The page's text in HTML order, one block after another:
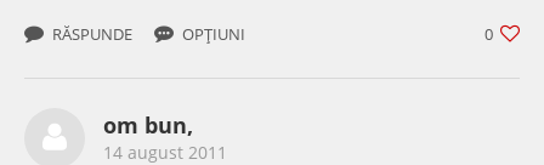
0
RĂSPUNDE OPȚIUNI
om bun,
14 august 2011